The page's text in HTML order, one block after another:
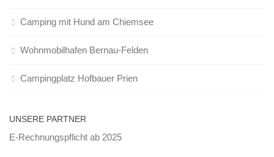
Camping mit Hund am Chiemsee
Wohnmobilhafen Bernau-Felden
Campingplatz Hofbauer Prien
UNSERE PARTNER
E-Rechnungspflicht ab 2025